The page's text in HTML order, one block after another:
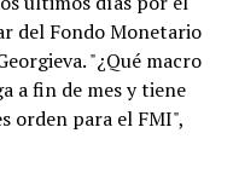
del Fondo Monetario
"¿Qué macro
a fin de mes y tiene
orden para el FMI",